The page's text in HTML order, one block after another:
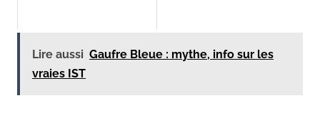
Lire aussi Gaufre Bleue : mythe, info sur les
vraies IST